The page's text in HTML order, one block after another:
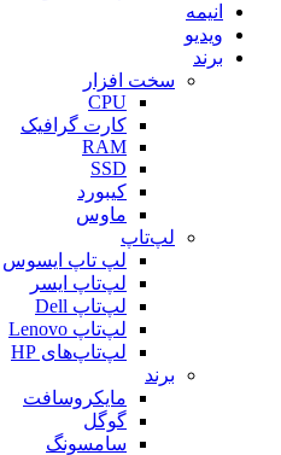
انیمه
ویدیو
برند
سخت افزار
CPU
کارت گرافیک
RAM
SSD
کیبورد
ماوس
لپ‌تاپ
لپ تاپ ایسوس
لپ‌تاپ ایسر
لپ‌تاپ Dell
لپ‌تاپ Lenovo
لپ‌تاپ‌های HP
برند
مایکروسافت
گوگل
سامسونگ